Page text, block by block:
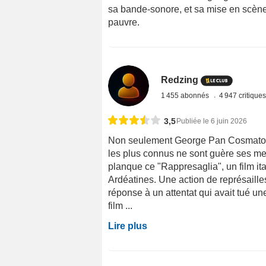
sa bande-sonore, et sa mise en
pauvre.
Redzing
1 455 abonnés 4 947
3,5 Publiée le 6 juin 2026
Non seulement George Pan
les plus connus ne sont guère ses
planque ce "Rappresaglia", un film
Ardéatines. Une action de
réponse à un attentat qui avait tué
film ...
Lire plus